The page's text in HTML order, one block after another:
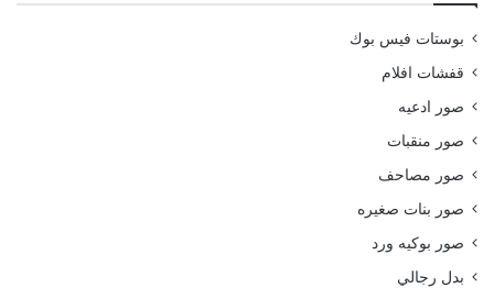
بوستات فيس بوك
قفشات افلام
صور ادعيه
صور منقبات
صور مصاحف
صور بنات صغيره
صور بوكيه ورد
بدل رجالي